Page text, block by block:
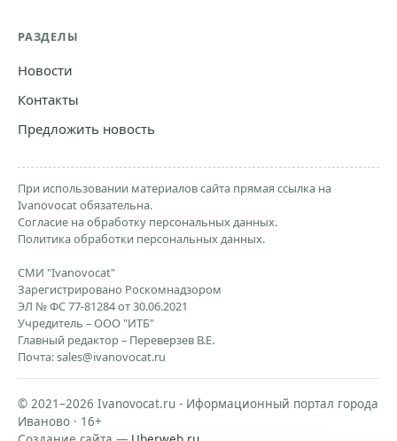
РАЗДЕЛЫ
Новости
Контакты
Предложить новость
При использовании материалов сайта прямая ссылка на
Ivanovocat обязательна.
Согласие на обработку персональных данных.
Политика обработки персональных данных.
СМИ "Ivanovocat"
Зарегистрировано Роскомнадзором
ЭЛ № ФС 77-81284 от 30.06.2021
Учредитель – ООО "ИТБ"
Главный редактор – Переверзев В.Е.
Почта:sales@ivanovocat.ru
© 2021–2026 Ivanovocat.ru - Иформационный портал города
Иваново · 16+